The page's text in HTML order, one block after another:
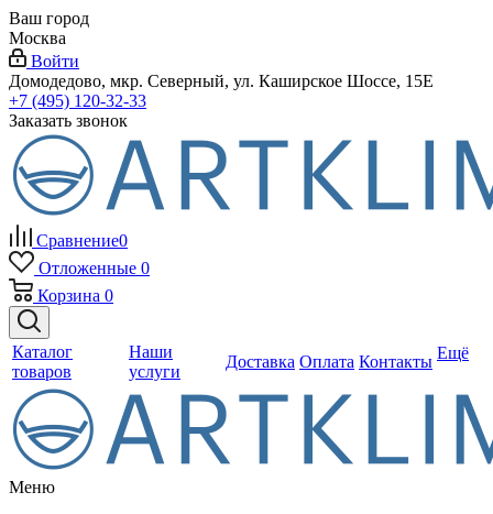
Ваш город
Москва
Войти
Домодедово, мкр. Северный, ул. Каширское Шоссе, 15Е
+7 (495) 120-32-33
Заказать звонок
Сравнение0
Отложенные 0
Корзина 0
Каталог
товаров
Наши
услуги
Доставка Оплата Контакты Ещё
Меню